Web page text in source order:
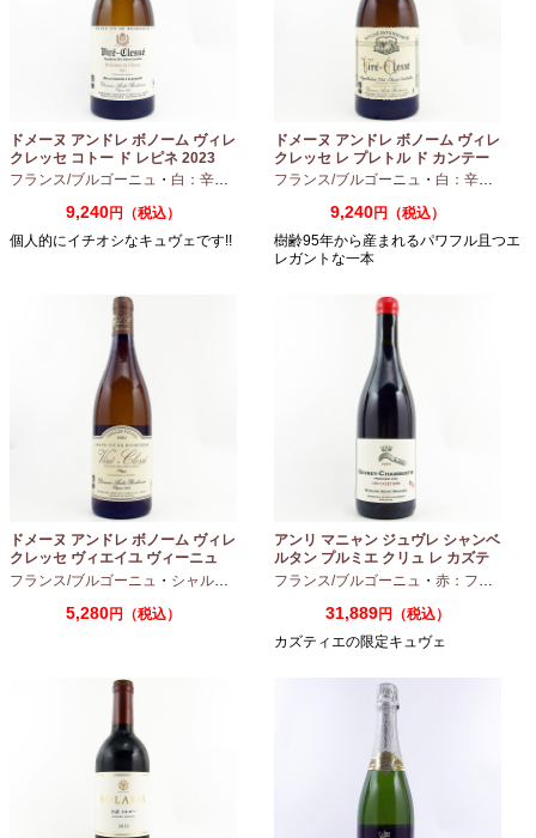
ドメーヌ アンドレ ボノーム ヴィレ
クレッセ コトー ド レピネ 2023
750ml
フランス/ブルゴーニュ ・ 白：辛口 シャルドネ
9,240円（税込）
個人的にイチオシなキュヴェです!!
ドメーヌ アンドレ ボノーム ヴィレ
クレッセ レ プレトル ド カンテー
ヌ 2023 750ml
フランス/ブルゴーニュ ・ 白：辛口
9,240円（税込）
樹齢95年から産まれるパワフル且つエ
レガントな一本
ドメーヌ アンドレ ボノーム ヴィレ
クレッセ ヴィエイユ ヴィーニュ
2024 750ml
フランス/ブルゴーニュ ・ シャルドネ
5,280円（税込）
アンリ マニャン ジュヴレ シャンベ
ルタン プルミエ クリュ レ カズテ
ィエ エルバージュ 24 モワ 2023
フランス/ブルゴーニュ ・ 赤：フルボディ
31,889円（税込）
カズティエの限定キュヴェ